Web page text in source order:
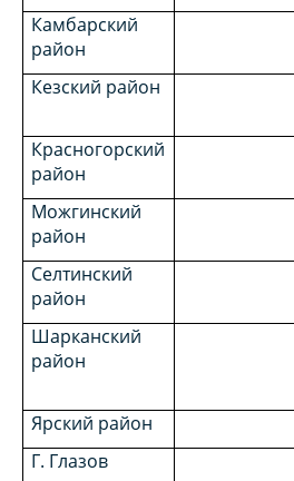
Камбарский
район
Кезский район
Красногорский
район
Можгинский
район
Селтинский
район
Шарканский
район
Ярский район
Г. Глазов